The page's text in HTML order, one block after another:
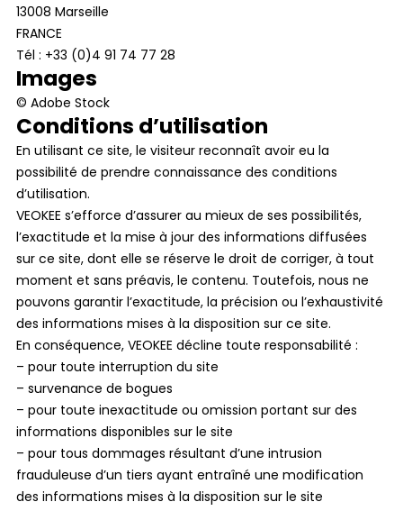
13008 Marseille
FRANCE
Tél : +33 (0)4 91 74 77 28
Images
© Adobe Stock
Conditions d’utilisation
En utilisant ce site, le visiteur reconnaît avoir eu la
possibilité de prendre connaissance des conditions
d’utilisation.
VEOKEE s’efforce d’assurer au mieux de ses possibilités,
l’exactitude et la mise à jour des informations diffusées
sur ce site, dont elle se réserve le droit de corriger, à tout
moment et sans préavis, le contenu. Toutefois, nous ne
pouvons garantir l’exactitude, la précision ou l’exhaustivité
des informations mises à la disposition sur ce site.
En conséquence, VEOKEE décline toute responsabilité :
– pour toute interruption du site
– survenance de bogues
– pour toute inexactitude ou omission portant sur des
informations disponibles sur le site
– pour tous dommages résultant d’une intrusion
frauduleuse d’un tiers ayant entraîné une modification
des informations mises à la disposition sur le site